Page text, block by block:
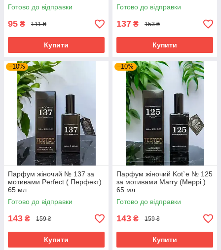
Готово до відправки
95 ₴ 111 ₴
Купити
Готово до відправки
137 ₴ 153 ₴
Купити
–10%
Парфум жіночий № 137 за
мотивами Perfect ( Перфект)
65 мл
Готово до відправки
143 ₴ 159 ₴
Купити
–10%
Парфум жіночий Kot`e № 125
за мотивами Marry (Меррі )
65 мл
Готово до відправки
143 ₴ 159 ₴
Купити